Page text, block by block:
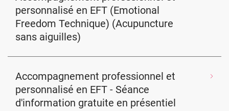
personnalisé en EFT (Emotional
Freedom Technique) (Acupuncture
sans aiguilles)
Accompagnement professionnel et
personnalisé en EFT - Séance
d'information gratuite en présentiel